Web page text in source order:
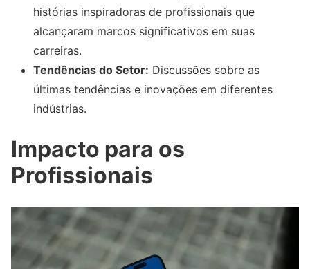
histórias inspiradoras de profissionais que
alcançaram marcos significativos em suas
carreiras.
Tendências do Setor: Discussões sobre as
últimas tendências e inovações em diferentes
indústrias.
Impacto para os
Profissionais